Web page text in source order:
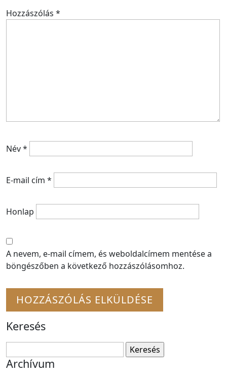
Hozzászólás *
Név*
E-mail cím *
Honlap
A nevem, e-mail címem, és weboldalcímem mentése a
böngészőben a következő hozzászólásomhoz.
Keresés
Archívum